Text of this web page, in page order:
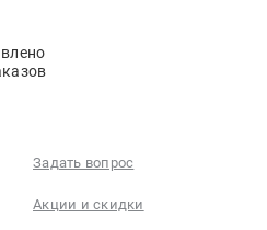
Задать вопрос
Акции и скидки